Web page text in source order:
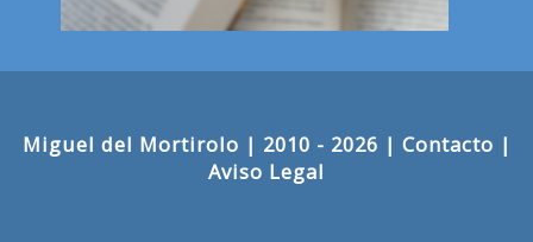
Miguel del Mortirolo | 2010 - 2026 | Contacto |
Aviso Legal